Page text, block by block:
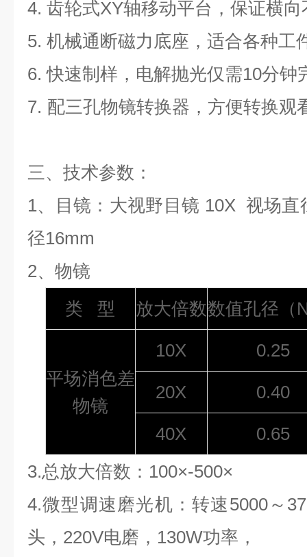
4. 齿轮式XY轴移动平台，保证横
5. 机械通断磁力底座，适合各种工
6.快速制样，电解抛光仅需10分钟
7. 配三孔物镜转换器，方便转换观
三、技术参数：
1、目镜：大视野目镜 10X 视场直
径16mm
2、物镜
类
型 放大倍数数值孔径（
平场消色差
物镜
10X 0.25
20X 0.40
40X
0.65
3.总放大倍数： 100×-500×
4.微型调速磨光机：转速5000～
头， 220V电磨， 130W功率，